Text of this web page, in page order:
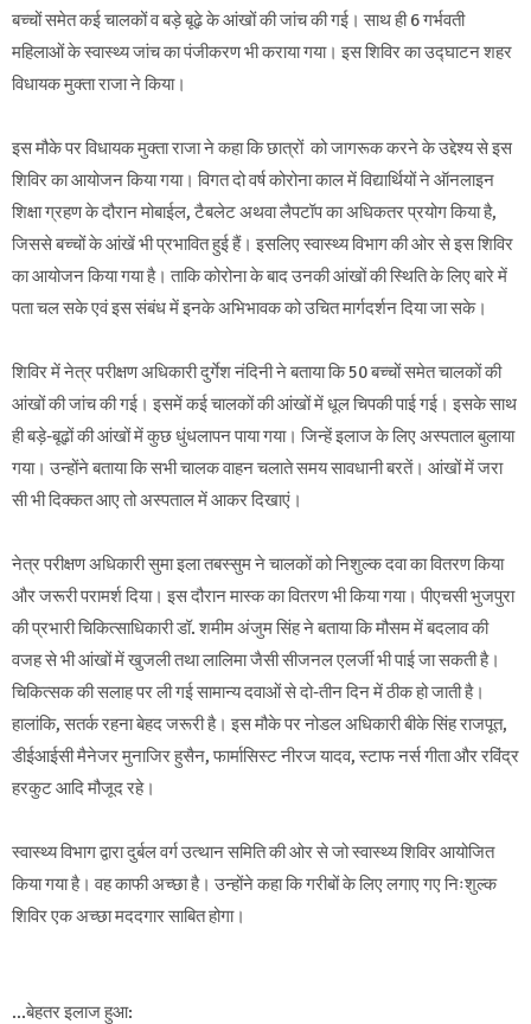
बच्चों समेत कई चालकों व बड़े बूढ़े के आंखों की जांच की गई। साथ ही 6 गर्भवती
महिलाओं के स्वास्थ्य जांच का पंजीकरण भी कराया गया। इस शिविर का उद्घाटन शहर
विधायक मुक्ता राजा ने किया।
इस मौके पर विधायक मुक्ता राजा ने कहा कि छात्रों को जागरूक करने के उद्देश्य से इस
शिविर का आयोजन किया गया। विगत दो वर्ष कोरोना काल में विद्यार्थियों ने ऑनलाइन
शिक्षा ग्रहण के दौरान मोबाईल, टैबलेट अथवा लैपटॉप का अधिकतर प्रयोग किया है,
जिससे बच्चों के आंखें भी प्रभावित हुई हैं। इसलिए स्वास्थ्य विभाग की ओर से इस शिविर
का आयोजन किया गया है। ताकि कोरोना के बाद उनकी आंखों की स्थिति के लिए बारे में
पता चल सके एवं इस संबंध में इनके अभिभावक को उचित मार्गदर्शन दिया जा सके।
शिविर में नेत्र परीक्षण अधिकारी दुर्गेश नंदिनी ने बताया कि 50 बच्चों समेत चालकों की
आंखों की जांच की गई। इसमें कई चालकों की आंखों में धूल चिपकी पाई गई। इसके साथ
ही बड़े-बूढ़ों की आंखों में कुछ धुंधलापन पाया गया। जिन्हें इलाज के लिए अस्पताल बुलाया
गया। उन्होंने बताया कि सभी चालक वाहन चलाते समय सावधानी बरतें। आंखों में जरा
सी भी दिक्कत आए तो अस्पताल में आकर दिखाएं।
नेत्र परीक्षण अधिकारी सुमा इला तबस्सुम ने चालकों को निशुल्क दवा का वितरण किया
और जरूरी परामर्श दिया। इस दौरान मास्क का वितरण भी किया गया। पीएचसी भुजपुरा
की प्रभारी चिकित्साधिकारी डॉ. शमीम अंजुम सिंह ने बताया कि मौसम में बदलाव की
वजह से भी आंखों में खुजली तथा लालिमा जैसी सीजनल एलर्जी भी पाई जा सकती है।
चिकित्सक की सलाह पर ली गई सामान्य दवाओं से दो-तीन दिन में ठीक हो जाती है।
हालांकि, सतर्क रहना बेहद जरूरी है। इस मौके पर नोडल अधिकारी बीके सिंह राजपूत,
डीईआईसी मैनेजर मुनाजिर हुसैन, फार्मासिस्ट नीरज यादव, स्टाफ नर्स गीता और रविंद्र
हरकुट आदि मौजूद रहे।
स्वास्थ्य विभाग द्वारा दुर्बल वर्ग उत्थान समिति की ओर से जो स्वास्थ्य शिविर आयोजित
किया गया है। वह काफी अच्छा है। उन्होंने कहा कि गरीबों के लिए लगाए गए निःशुल्क
शिविर एक अच्छा मददगार साबित होगा।
...बेहतर इलाज हुआ: